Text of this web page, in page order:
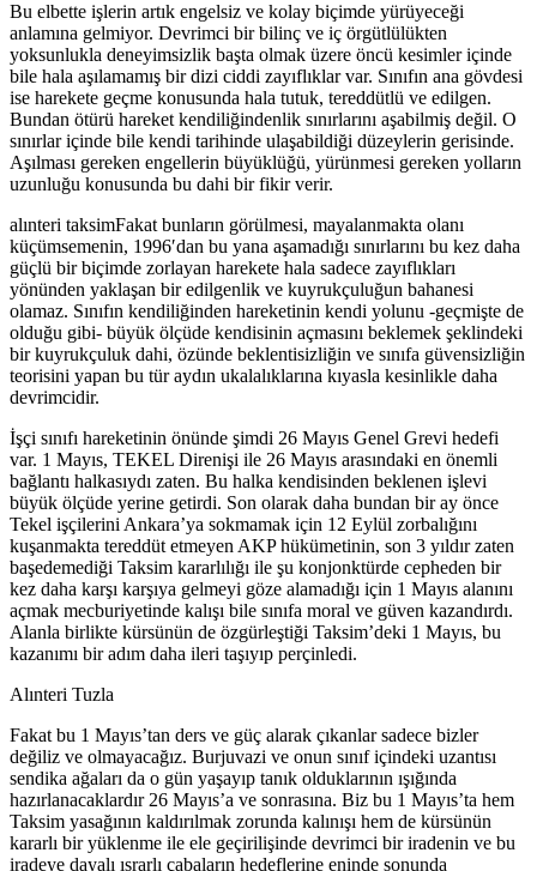
Bu elbette işlerin artık engelsiz ve kolay biçimde yürüyeceği
anlamına gelmiyor. Devrimci bir bilinç ve iç örgütlülükten
yoksunlukla deneyimsizlik başta olmak üzere öncü kesimler içinde
bile hala aşılamamış bir dizi ciddi zayıflıklar var. Sınıfın ana gövdesi
ise harekete geçme konusunda hala tutuk, tereddütlü ve edilgen.
Bundan ötürü hareket kendiliğindenlik sınırlarını aşabilmiş değil. O
sınırlar içinde bile kendi tarihinde ulaşabildiği düzeylerin gerisinde.
Aşılması gereken engellerin büyüklüğü, yürünmesi gereken yolların
uzunluğu konusunda bu dahi bir fikir verir.
alınteri taksimFakat bunların görülmesi, mayalanmakta olanı
küçümsemenin, 1996′dan bu yana aşamadığı sınırlarını bu kez daha
güçlü bir biçimde zorlayan harekete hala sadece zayıflıkları
yönünden yaklaşan bir edilgenlik ve kuyrukçuluğun bahanesi
olamaz. Sınıfın kendiliğinden hareketinin kendi yolunu -geçmişte de
olduğu gibi- büyük ölçüde kendisinin açmasını beklemek şeklindeki
bir kuyrukçuluk dahi, özünde beklentisizliğin ve sınıfa güvensizliğin
teorisini yapan bu tür aydın ukalalıklarına kıyasla kesinlikle daha
devrimcidir.
İşçi sınıfı hareketinin önünde şimdi 26 Mayıs Genel Grevi hedefi
var. 1 Mayıs, TEKEL Direnişi ile 26 Mayıs arasındaki en önemli
bağlantı halkasıydı zaten. Bu halka kendisinden beklenen işlevi
büyük ölçüde yerine getirdi. Son olarak daha bundan bir ay önce
Tekel işçilerini Ankara’ya sokmamak için 12 Eylül zorbalığını
kuşanmakta tereddüt etmeyen AKP hükümetinin, son 3 yıldır zaten
başedemediği Taksim kararlılığı ile şu konjonktürde cepheden bir
kez daha karşı karşıya gelmeyi göze alamadığı için 1 Mayıs alanını
açmak mecburiyetinde kalışı bile sınıfa moral ve güven kazandırdı.
Alanla birlikte kürsünün de özgürleştiği Taksim’deki 1 Mayıs, bu
kazanımı bir adım daha ileri taşıyıp perçinledi.
Alınteri Tuzla
Fakat bu 1 Mayıs’tan ders ve güç alarak çıkanlar sadece bizler
değiliz ve olmayacağız. Burjuvazi ve onun sınıf içindeki uzantısı
sendika ağaları da o gün yaşayıp tanık olduklarının ışığında
hazırlanacaklardır 26 Mayıs’a ve sonrasına. Biz bu 1 Mayıs’ta hem
Taksim yasağının kaldırılmak zorunda kalınışı hem de kürsünün
kararlı bir yüklenme ile ele geçirilişinde devrimci bir iradenin ve bu
iradeye dayalı ısrarlı çabaların hedeflerine eninde sonunda